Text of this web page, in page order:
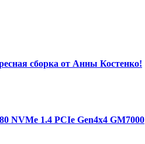
сборка от Анны Костенко!
NVMe 1.4 PCIe Gen4х4 GM7000